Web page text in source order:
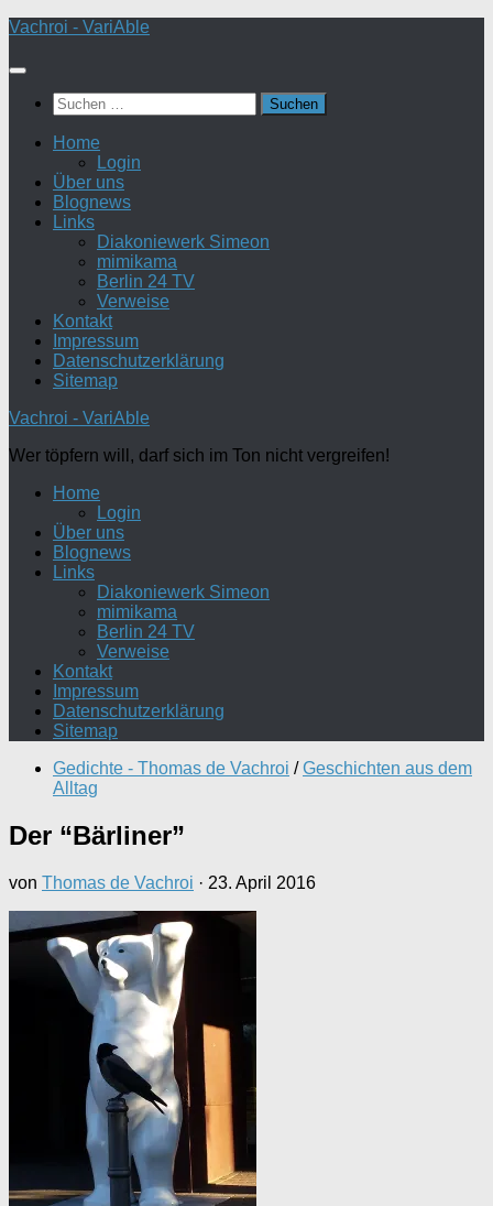
Zum
springen
Vachroi - VariAble
Suchen
nach:
Home
Login
Über uns
Blognews
Links
Diakoniewerk Simeon
mimikama
Berlin 24 TV
Verweise
Kontakt
Impressum
Datenschutzerklärung
Sitemap
Vachroi - VariAble
Wer töpfern will, darf sich im Ton nicht vergreifen!
Home
Login
Über uns
Blognews
Links
Diakoniewerk Simeon
mimikama
Berlin 24 TV
Verweise
Kontakt
Impressum
Datenschutzerklärung
Sitemap
Gedichte - Thomas de Vachroi / Geschichten aus dem
Alltag
Der “Bärliner”
von Thomas de Vachroi · 23. April 2016